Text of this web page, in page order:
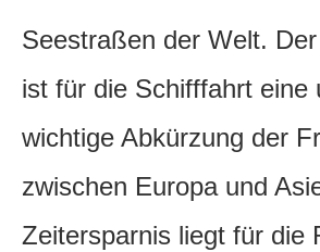
Seestraßen der Welt.
ist für die Schifffahrt eine
wichtige Abkürzung der
zwischen Europa und
Zeitersparnis liegt für die